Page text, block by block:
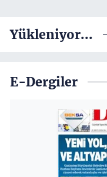
Yükleniyor...
E-Dergiler